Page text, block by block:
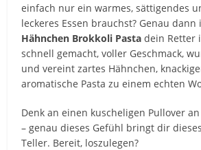
einfach nur ein warmes, sättigendes
leckeres Essen brauchst? Genau
Hähnchen Brokkoli Pasta dein Retter
schnell gemacht, voller Geschmack,
und vereint zartes Hähnchen,
aromatische Pasta zu einem echten
Denk an einen kuscheligen Pullover
– genau dieses Gefühl bringt dir
Teller. Bereit, loszulegen?